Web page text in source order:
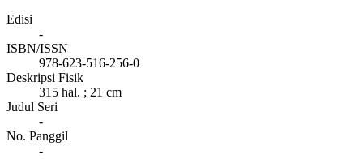
Edisi
-
ISBN/ISSN
978-623-516-256-0
Deskripsi Fisik
315 hal. ; 21 cm
Judul Seri
-
No. Panggil
-